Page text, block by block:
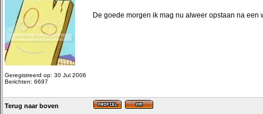
Geregistreerd op: 30 Jul 2006
Berichten: 6697
De goede morgen ik mag nu alweer opstaan na een
Terug naar boven